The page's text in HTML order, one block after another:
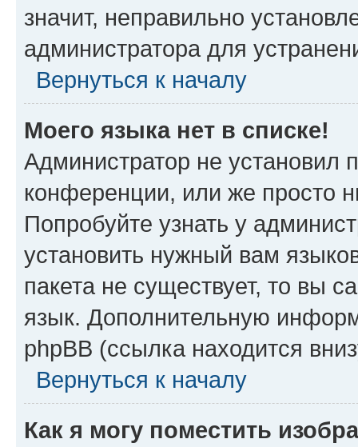
значит, неправильно
администратора для
Вернуться к началу
Моего языка нет в списке!
Администратор не установил
конференции, или же просто
Попробуйте узнать у
установить нужный вам
пакета не существует, то вы
язык. Дополнительную
phpBB (ссылка находится
Вернуться к началу
Как я могу поместить